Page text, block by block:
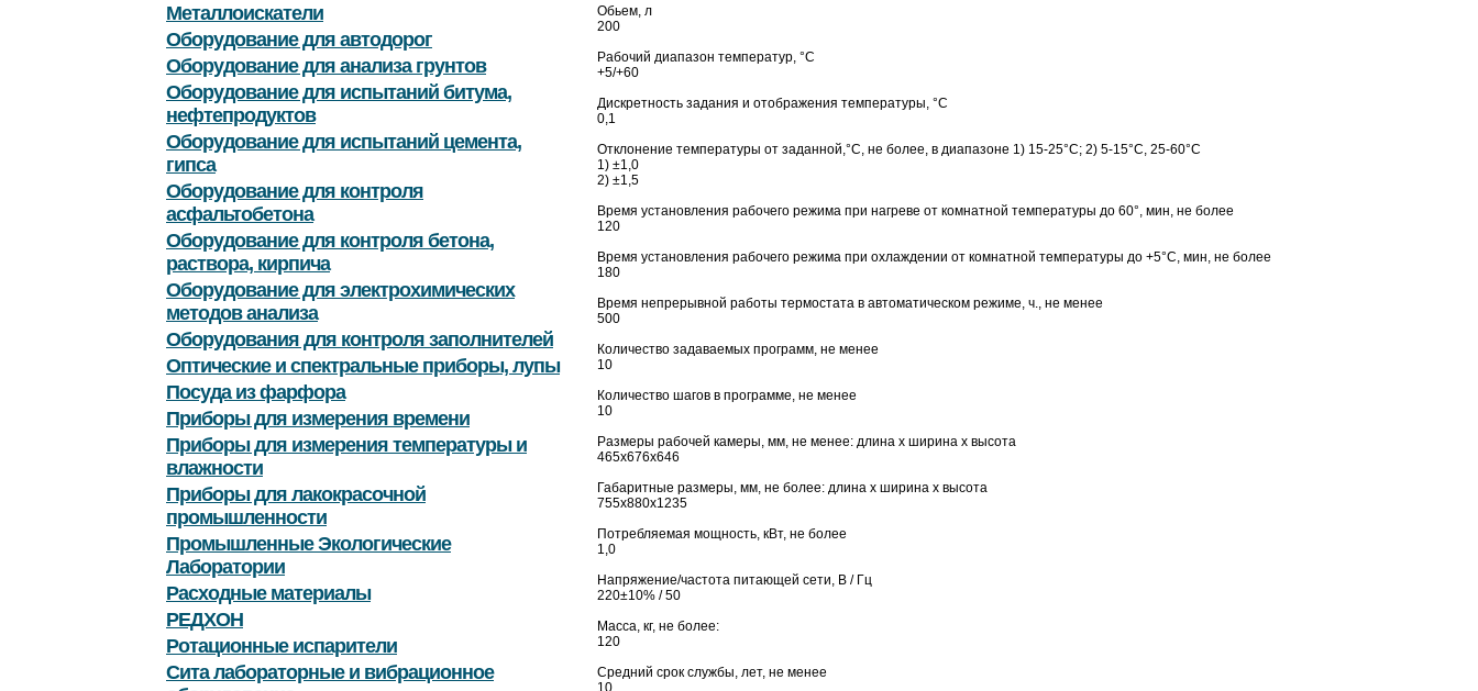
Металлоискатели
Оборудование для автодорог
Оборудование для анализа грунтов
Оборудование для испытаний битума,
нефтепродуктов
Оборудование для испытаний цемента,
гипса
Оборудование для контроля
асфальтобетона
Оборудование для контроля бетона,
раствора, кирпича
Оборудование для электрохимических
методов анализа
Оборудования для контроля заполнителей
Оптические и спектральные приборы, лупы
Посуда из фарфора
Приборы для измерения времени
Приборы для измерения температуры и
влажности
Приборы для лакокрасочной
промышленности
Промышленные Экологические
Лаборатории
Расходные материалы
РЕДХОН
Ротационные испарители
Сита лабораторные и вибрационное
Обьем, л
200
Рабочий диапазон температур, °С
+5/+60
Дискретность задания и отображения температуры, °С
0,1
Отклонение температуры от заданной,°С, не более, в диапазоне 1) 15-25°С; 2) 5-15°С, 25-60°C
1) ±1,0
2) ±1,5
Время установления рабочего режима при нагреве от комнатной температуры до 60°, мин, не более
120
Время установления рабочего режима при охлаждении от комнатной температуры до +5°С, мин, не более
180
Время непрерывной работы термостата в автоматическом режиме, ч., не менее
500
Количество задаваемых программ, не менее
10
Количество шагов в программе, не менее
10
Размеры рабочей камеры, мм, не менее: длина х ширина х высота
465х676х646
Габаритные размеры, мм, не более: длина х ширина х высота
755х880х1235
Потребляемая мощность, кВт, не более
1,0
Напряжение/частота питающей сети, В / Гц
220±10% / 50
Масса, кг, не более:
120
Средний срок службы, лет, не менее